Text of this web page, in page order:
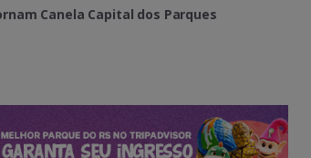
Canela Capital dos Parques